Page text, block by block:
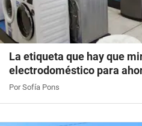
La etiqueta que hay que
electrodoméstico para
Por Sofía Pons